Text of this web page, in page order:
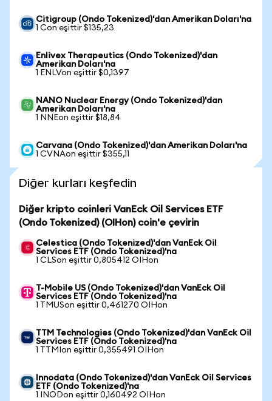
Citigroup (Ondo Tokenized)'dan Amerikan Doları'na
1 Con eşittir $135,23
Enlivex Therapeutics (Ondo Tokenized)'dan
Amerikan Doları'na
1 ENLVon eşittir $0,1397
NANO Nuclear Energy (Ondo Tokenized)'dan
Amerikan Doları'na
1 NNEon eşittir $18,84
Carvana (Ondo Tokenized)'dan Amerikan Doları'na
1 CVNAon eşittir $355,11
Diğer kurları keşfedin
Diğer kripto coinleri VanEck Oil Services ETF
(Ondo Tokenized) (OIHon) coin'e çevirin
Celestica (Ondo Tokenized)'dan VanEck Oil
Services ETF (Ondo Tokenized)'na
1 CLSon eşittir 0,805412 OIHon
T-Mobile US (Ondo Tokenized)'dan VanEck Oil
Services ETF (Ondo Tokenized)'na
1 TMUSon eşittir 0,461270 OIHon
TTM Technologies (Ondo Tokenized)'dan VanEck Oil
Services ETF (Ondo Tokenized)'na
1 TTMIon eşittir 0,355491 OIHon
Innodata (Ondo Tokenized)'dan VanEck Oil Services
ETF (Ondo Tokenized)'na
1 INODon eşittir 0,160492 OIHon